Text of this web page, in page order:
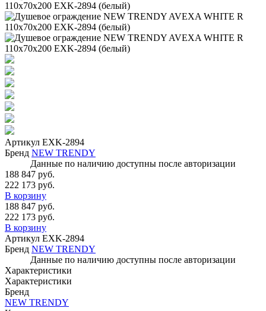
Артикул EXK-2894
Бренд NEW TRENDY
Данные по наличию доступны после авторизации
188 847 руб.
222 173 руб.
В корзину
188 847 руб.
222 173 руб.
В корзину
Артикул EXK-2894
Бренд NEW TRENDY
Данные по наличию доступны после авторизации
Характеристики
Характеристики
Бренд
NEW TRENDY